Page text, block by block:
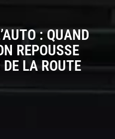
: QUAND
REPOUSSE
LA ROUTE